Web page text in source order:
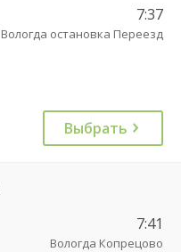
7:37
Вологда остановка Переезд
Выбрать
7:41
Вологда Копрецово